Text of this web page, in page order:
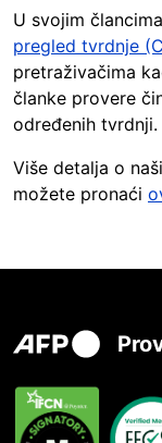
U svojim
pregled tvrdnje
pretraživačima
članke provere
određenih tvrdnji.
Više detalja o
možete pronaći